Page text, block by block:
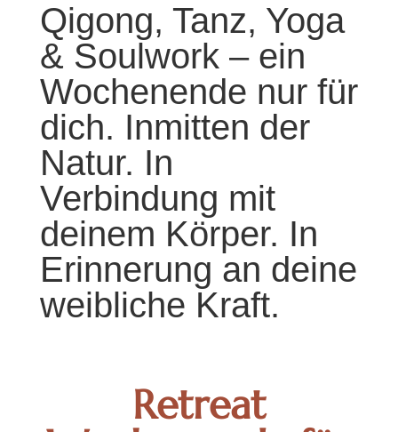
Qigong, Tanz, Yoga
& Soulwork – ein
Wochenende nur für
dich. Inmitten der
Natur. In
Verbindung mit
deinem Körper. In
Erinnerung an deine
weibliche Kraft.
Retreat